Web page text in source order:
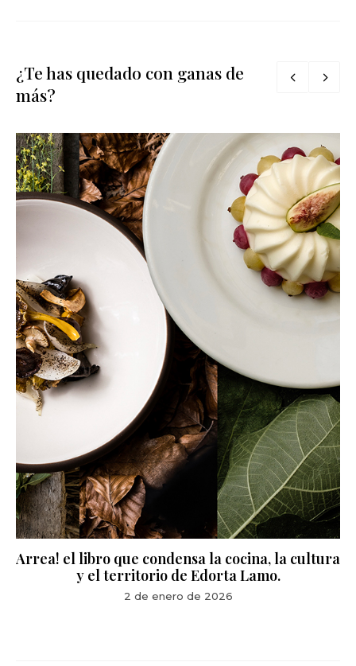
¿Te has quedado con ganas de
más?
Arrea! el libro que condensa la cocina, la cultura
y el territorio de Edorta Lamo.
2 de enero de 2026